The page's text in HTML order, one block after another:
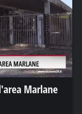
Marlane